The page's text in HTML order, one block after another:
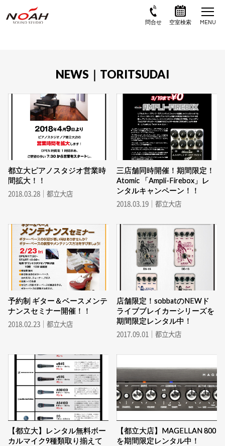
NEWS｜TORITSUDAI
都立大ピアノスタジオ営業時
間拡大！！
2018.03.28｜都立大店
三店舗同時開催！期間限定！
Atomic 「Ampli-Firebox」レ
ンタルキャンペーン！！
2018.03.19｜都立大店
予約制 ギター＆ベースメンテ
ナンスセミナー開催！！
2018.02.23｜都立大店
店舗限定！sobbatのNEWド
ライブブレイカーシリーズを
期間限定レンタル中！
2017.09.01｜都立大店
【都立大】レンタル無料ボー
カルマイク9種類取り揃えて
【都立大店】MAGELLAN 800
を期間限定レンタル中！